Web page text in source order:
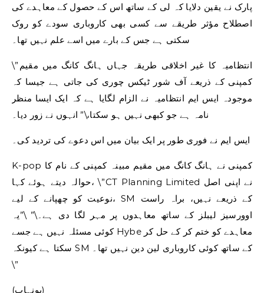
پارک نے یقین دلایا کہ لی کے ساتھ اس کے حصول کے معاہدے کی
اصطلاح مؤثر طریقے سے کسی بھی کاروباری سودے کو روک
سکتی ہے جس کے بارے میں اسے علم نہیں تھا۔
\”انتظامیہ کا غیر اخلاقی طریقہ جہاں ہانگ کانگ میں مقیم
کمپنی کے ذریعے آف شور ٹیکس چوری کی جاتی ہے جیسا کہ
موجودہ ایس ایم انتظامیہ نے الزام لگایا ہے کہ ایک ایسا منظر
نامہ ہے جو کبھی نہیں ہو سکتا،\” انہوں نے زور دیا۔
ایس ایم نے فوری طور پر ایک بیان میں اس دعوے کی تردید کی۔
K-pop کمپنی نے ہانگ کانگ میں مقیم مبینہ کمپنی کے نام کا
حوالہ دیتے ہوئے کہا، \”CT Planning Limited نے اپنی اصل
نوعیت کو چھپانے کے لیے، SM کے ذریعے نہیں، براہ راست
اوورسیز لیبلز کے ساتھ معاہدوں پر مہر لگا دی ہے۔\” \”یہ
کوئی مسئلہ نہیں ہے جسے Hybe معاہدے کو ختم کر کے حل کر
سکتا ہے کیونکہ SM کے ساتھ کوئی کاروباری لین دین نہیں تھا۔
\”
(یونہاپ)